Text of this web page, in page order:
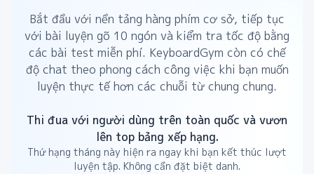
Bắt đầu với nền tảng hàng phím cơ sở, tiếp tục
với bài luyện gõ 10 ngón và kiểm tra tốc độ bằng
các bài test miễn phí. KeyboardGym còn có chế
độ chat theo phong cách công việc khi bạn muốn
luyện thực tế hơn các chuỗi từ chung chung.
Thi đua với người dùng trên toàn quốc và vươn
lên top bảng xếp hạng.
Thứ hạng tháng này hiện ra ngay khi bạn kết thúc lượt
luyện tập. Không cần đặt biệt danh.